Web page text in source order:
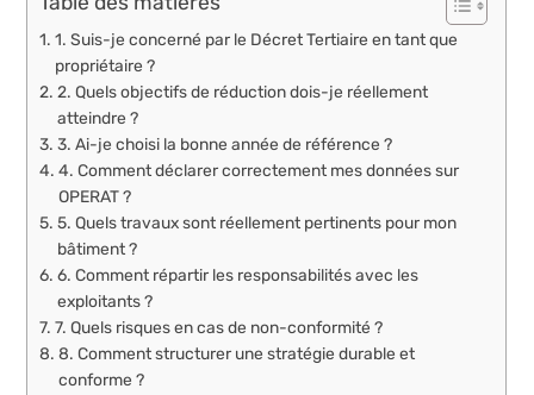
1. Suis-je concerné par le Décret Tertiaire en tant que
propriétaire ?
2. Quels objectifs de réduction dois-je réellement
atteindre ?
3. Ai-je choisi la bonne année de référence ?
4. Comment déclarer correctement mes données sur
OPERAT ?
5. Quels travaux sont réellement pertinents pour mon
bâtiment ?
6. Comment répartir les responsabilités avec les
exploitants ?
7. Quels risques en cas de non-conformité ?
8. Comment structurer une stratégie durable et
conforme ?